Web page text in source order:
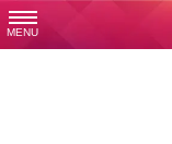
MENU